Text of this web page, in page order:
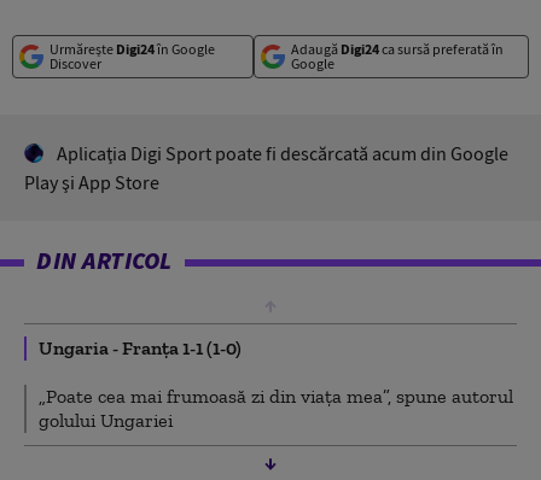
Urmărește Digi24în Google
Discover
Adaugă Digi24ca sursă preferată în
Google
Aplicaţia Digi Sport poate fi descărcată acum din Google
Play şi App Store
DIN ARTICOL
Ungaria - Franţa 1-1 (1-0)
„Poate cea mai frumoasă zi din viaţa mea”, spune autorul
golului Ungariei